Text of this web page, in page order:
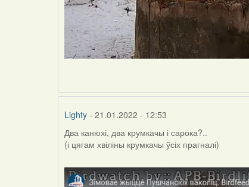
Lighty - 21.01.2022 - 12:53
Два канюхі, два крумкачы і сарока?..
(і цягам хвіліны крумкачы ўсіх прагналі)